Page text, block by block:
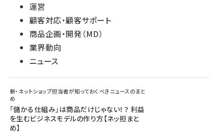
運営
顧客対応・顧客サポート
商品企画・開発（MD）
業界動向
ニュース
新・ネットショップ担当者が知っておくべきニュースのまと
め
「儲かる仕組み」は商品だけじゃない！？ 利益
を生むビジネスモデルの作り方【ネッ担まと
め】